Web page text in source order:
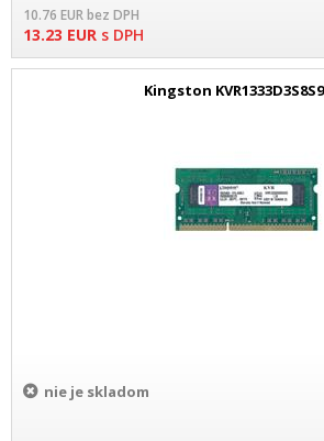
10.76 EURbez DPH
13.23 EUR s DPH
Kingston
nie je skladom